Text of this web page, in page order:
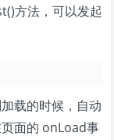
方法，可以发起
载的时候，自动
面的 onLoad事